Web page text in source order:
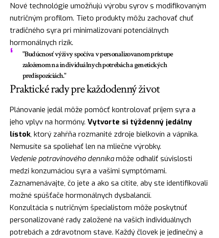
Nové technológie umožňujú výrobu syrov s modifikovaným
nutričným profilom. Tieto produkty môžu zachovať chuť
tradičného syra pri minimalizovaní potenciálnych
hormonálnych rizík.
"Budúcnosť výživy spočíva v personalizovanom prístupe
založenom na individuálnych potrebách a genetických
predispozíciách."
Praktické rady pre každodenný život
Plánovanie jedál môže pomôcť kontrolovať príjem syra a
jeho vplyv na hormóny. Vytvorte si týždenný jedálny
lístok, ktorý zahŕňa rozmanité zdroje bielkovín a vápnika.
Nemusíte sa spoliehať len na mliečne výrobky.
Vedenie potravinového denníkamôže odhaliť súvislosti
medzi konzumáciou syra a vašimi symptómami.
Zaznamenávajte, čo jete a ako sa cítite, aby ste identifikovali
možné spúšťače hormonálnych dysbalancií.
Konzultácia s nutričným špecialistom môže poskytnúť
personalizované rady založené na vašich individuálnych
potrebách a zdravotnom stave. Každý človek je jedinečný a